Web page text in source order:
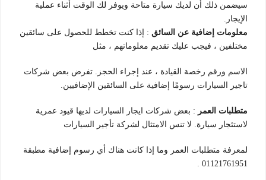
سيضمن ذلك أن لديك سيارة متاحة ويوفر لك الوقت أثناء عملية
الإيجار.
معلومات إضافية عن السائق : إذا كنت تخطط للحصول على سائقين
مختلفين ، فيجب عليك تقديم معلوماتهم ، مثل
الاسم ورقم رخصة القيادة ، عند إجراء الحجز. تفرض بعض شركات
تاجير السيارات رسومًا إضافية على السائقين الإضافيين.
متطلبات العمر : بعض شركات ايجار السيارات لديها قيود عمرية
لاستئجار سيارة. لا تنس الامتثال لشركة تأجير السيارات
لمعرفة متطلبات العمر وما إذا كانت هناك أي رسوم إضافية مطبقة
01121761951 .